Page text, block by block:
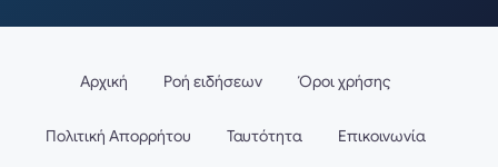
Αρχική Ροή ειδήσεων Όροι χρήσης
Πολιτική Απορρήτου Ταυτότητα Επικοινωνία